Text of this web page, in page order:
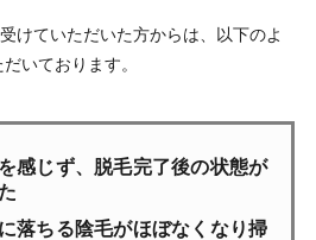
けていただいた方からは、以下のよ
いております。
感じず、脱毛完了後の状態が
落ちる陰毛がほぼなくなり掃